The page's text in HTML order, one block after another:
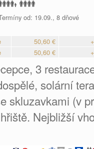
od: 19.09., 8 dňové
50,60 €
50,60 €
3
solární
skluzavkami (v
Nejbližší